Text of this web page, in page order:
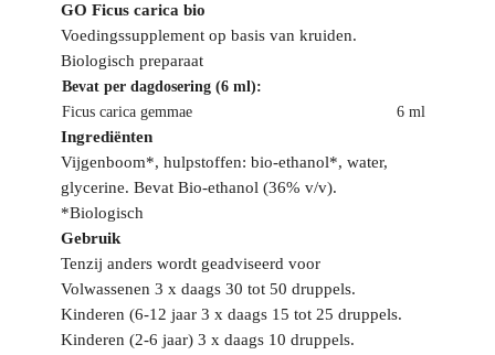
GO Ficus carica bio
Voedingssupplement op basis van kruiden.
Biologisch preparaat
Bevat per dagdosering (6 ml):
Ficus carica gemmae
6 ml
Ingrediënten
Vijgenboom*, hulpstoffen: bio-ethanol*, water,
glycerine. Bevat Bio-ethanol (36% v/v).
*Biologisch
Gebruik
Tenzij anders wordt geadviseerd voor
Volwassenen 3 x daags 30 tot 50 druppels.
Kinderen (6-12 jaar 3 x daags 15 tot 25 druppels.
Kinderen (2-6 jaar) 3 x daags 10 druppels.